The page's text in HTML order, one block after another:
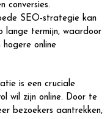
conversies.
SEO-strategie kan
lange termijn, waardoor
online
is een cruciale
wil zijn online. Door te
bezoekers aantrekken,